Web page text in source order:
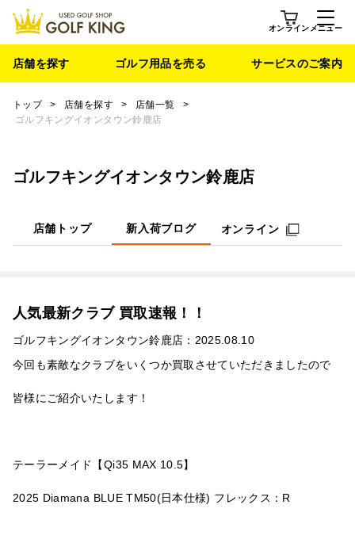
オンライン メニュー
店舗を探す ゴルフ用品を売る サービスのご案内
トップ > 店舗を探す > 店舗一覧
>
ゴルフキングイオンタウン鈴鹿店
ゴルフキングイオンタウン鈴鹿店
店舗トップ 新入荷ブログ オンライン
人気最新クラブ 買取速報！！
ゴルフキングイオンタウン鈴鹿店：2025.08.10
今回も素敵なクラブをいくつか買取させていただきましたので
皆様にご紹介いたします！
テーラーメイド【Qi35 MAX 10.5】
2025 Diamana BLUE TM50(日本仕様) フレックス：R